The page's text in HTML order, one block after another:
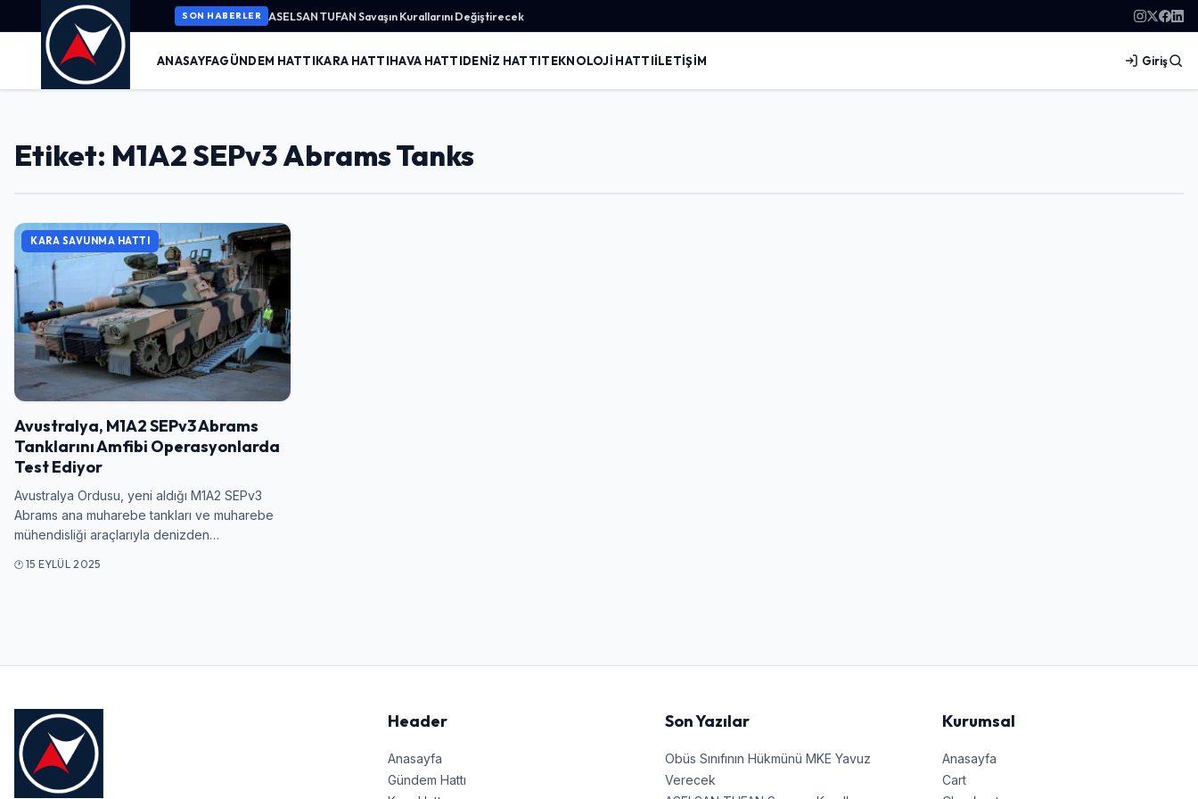
SON HABERLER ASELSAN TUFAN Savaşın Kurallarını Değiştirecek
ANASAYFAGÜNDEM HATTIKARA HATTIHAVA HATTIDENIZ HATTITEKNOLOJI HATTIİLETIŞIM Giriş
Etiket: M1A2 SEPv3 Abrams Tanks
KARA SAVUNMA HATTI
Avustralya, M1A2 SEPv3 Abrams
Tanklarını Amfibi Operasyonlarda
Test Ediyor
Avustralya Ordusu, yeni aldığı M1A2 SEPv3
Abrams ana muharebe tankları ve muharebe
mühendisliği araçlarıyla denizden…
15 EYLÜL 2025
Header
Anasayfa
Gündem Hattı
Son Yazılar
Obüs Sınıfının Hükmünü MKE Yavuz
Verecek
Kurumsal
Anasayfa
Cart